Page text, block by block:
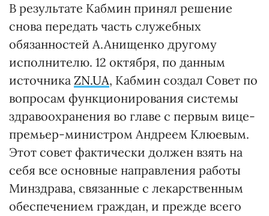
В результате Кабмин принял решение
снова передать часть служебных
обязанностей А.Анищенко другому
исполнителю. 12 октября, по данным
источника ZN.UA, Кабмин создал Совет по
вопросам функционирования системы
здравоохранения во главе с первым вице-
премьер-министром Андреем Клюевым.
Этот совет фактически должен взять на
себя все основные направления работы
Минздрава, связанные с лекарственным
обеспечением граждан, и прежде всего